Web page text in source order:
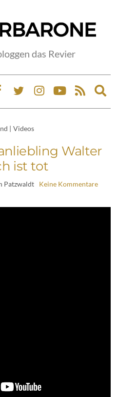
das Revier
| Videos
Walter
ist tot
Patzwaldt Keine Kommentare